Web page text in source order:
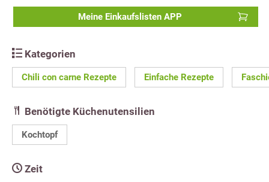
Meine Einkaufslisten APP
Kategorien
Chili con carne Rezepte Einfache Rezepte
Benötigte Küchenutensilien
Kochtopf
Zeit